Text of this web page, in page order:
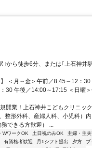
｣から徒歩6分、または｢上石神井
＜月～金＞午前／8:45～12：
30 午後／14:00～17:15 ＜日曜
開業！上石神井こどもクリニッ
整形外科、産婦人科、小児科）
できる方歓迎） ...
WワークOK 土日祝のみOK 主婦・主
有資格者歓迎 月1シフト提出 夕方 ブ